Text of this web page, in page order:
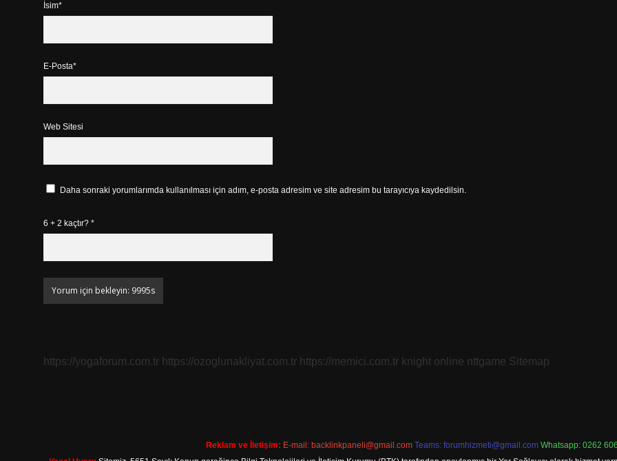
İsim*
E-Posta*
Web Sitesi
Daha sonraki yorumlarımda kullanılması için adım, e-posta adresim ve site adresim bu tarayıcıya kaydedilsin.
6 + 2 kaçtır? *
https://yogaforum.com.tr https://ozoglunakliyat.com.tr https://memici.com.tr knight online nttgame Sitemap
Reklam ve İletişim: E-mail: backlinkpaneli@gmail.com Teams: forumhizmeti@gmail.com Whatsapp: 0262